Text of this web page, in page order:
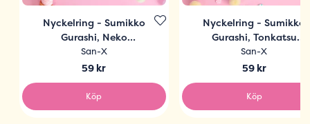
Nyckelring - Sumikko
Gurashi, Neko
Bentobox
San-X
59 kr
Köp
Nyckelring - Sumikko
Gurashi, Tonkatsu
Bentobox
San-X
59 kr
Köp